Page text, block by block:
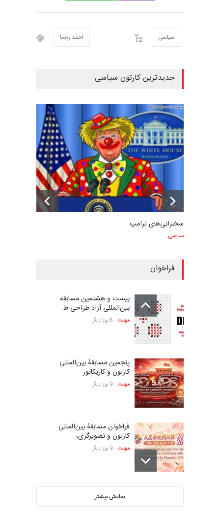
احمد رحما سیاسی
جدیدترین کارتون سیاسی
سخنرانی‌های ترامپ
سیاسی
فراخوان
بیست و هشتمین مسابقه
بین‌المللی آزاد طراحی ط…
مهلت 8 روز دیگر
پنجمین مسابقۀ بین‌المللی
کارتون و کاریکاتور …
مهلت 9 روز دیگر
فراخوان مسابقۀ بین‌المللی
کارتون و تصویرگری،…
مهلت 9 روز دیگر
بیست و هشتمین مسابقه
بین‌المللی کارتون لهستا…
نمایش بیشتر